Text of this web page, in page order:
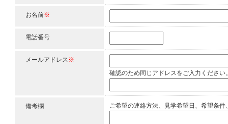
お名前※
電話番号
メールアドレス※
確認のため同じアドレスをご入力ください
備考欄 ご希望の連絡方法、見学希望日、希望条